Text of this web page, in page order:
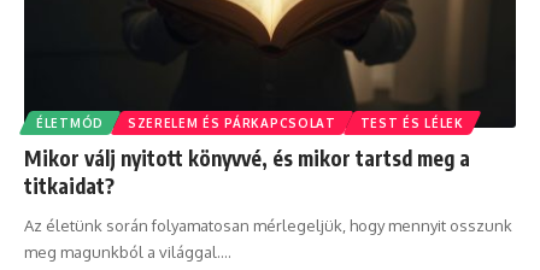
ÉLETMÓD SZERELEM ÉS PÁRKAPCSOLAT TEST ÉS LÉLEK
Mikor válj nyitott könyvvé, és mikor tartsd meg a
titkaidat?
Az életünk során folyamatosan mérlegeljük, hogy mennyit osszunk
meg magunkból a világgal.…